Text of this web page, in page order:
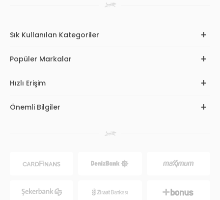
Sık Kullanılan Kategoriler
Popüler Markalar
Hızlı Erişim
Önemli Bilgiler